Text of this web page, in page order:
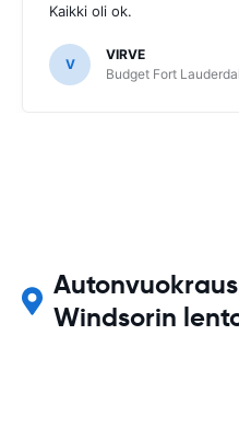
Kaikki oli ok.
V
VIRVE
Budget Fort
Windsorin